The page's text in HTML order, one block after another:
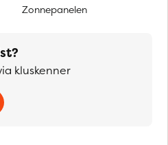
Zonnepanelen
kluskenner